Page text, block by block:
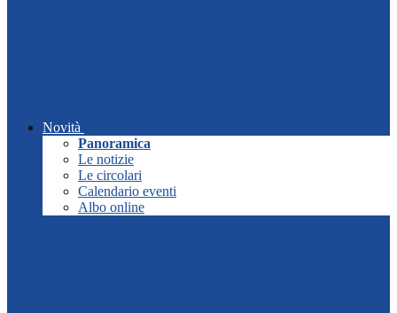
Novità
Panoramica
Le notizie
Le circolari
Calendario eventi
Albo online